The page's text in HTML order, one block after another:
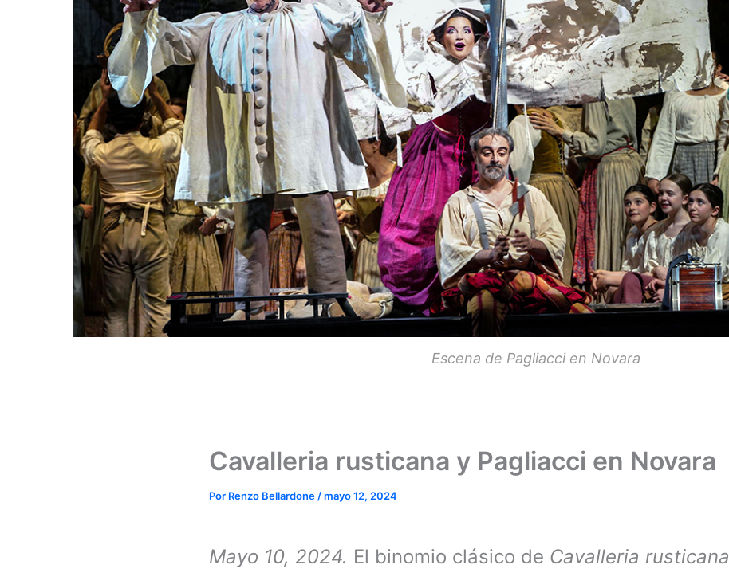
Escena de Pagliacci en Novara
Cavalleria rusticana y Pagliacci en Novara
Por Renzo Bellardone/mayo 12, 2024
Mayo 10, 2024. El binomio clásico de Cavalleria rusticana